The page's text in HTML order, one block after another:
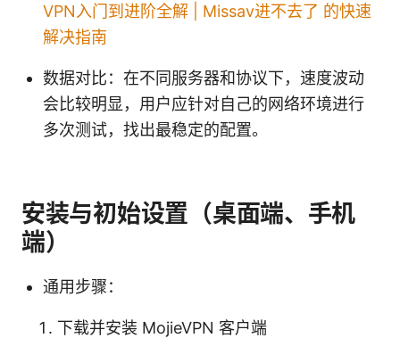
VPN入门到进阶全解 | Missav进不去了 的快速
解决指南
数据对比：在不同服务器和协议下，速度波动
会比较明显，用户应针对自己的网络环境进行
多次测试，找出最稳定的配置。
安装与初始设置（桌面端、手机
端）
通用步骤：
下载并安装 MojieVPN 客户端